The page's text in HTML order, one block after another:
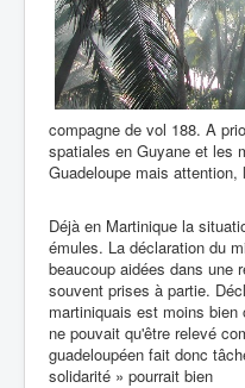
compagne de vol 188. A
spatiales en Guyane et les
Guadeloupe mais
Déjà en Martinique la
émules. La déclaration du
beaucoup aidées dans une
souvent prises à partie.
martiniquais est moins bien
ne pouvait qu'être relevé
guadeloupéen fait donc
solidarité » pourrait bien